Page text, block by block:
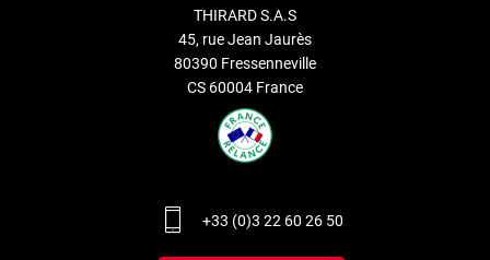
THIRARD S.A.S
45, rue Jean Jaurès
80390 Fressenneville
CS 60004 France
+33 (0)3 22 60 26 50